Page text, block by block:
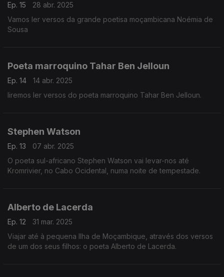
Ep. 15
28 abr. 2025
Vamos ler versos da grande poetisa moçambicana Noémia de
Sousa
Poeta marroquino Tahar Ben Jelloun
Ep. 14
14 abr. 2025
Iiremos ler versos do poeta marroquino Tahar Ben Jelloun.
Stephen Watson
Ep. 13
07 abr. 2025
O poeta sul-africano Stephen Watson vai levar-nos até
Kromrivier, no Cabo Ocidental, numa noite de tempestade.
Alberto de Lacerda
Ep. 12
31 mar. 2025
Viajar até à pequena Ilha de Moçambique, através dos versos
de um dos seus filhos: o poeta Alberto de Lacerda.